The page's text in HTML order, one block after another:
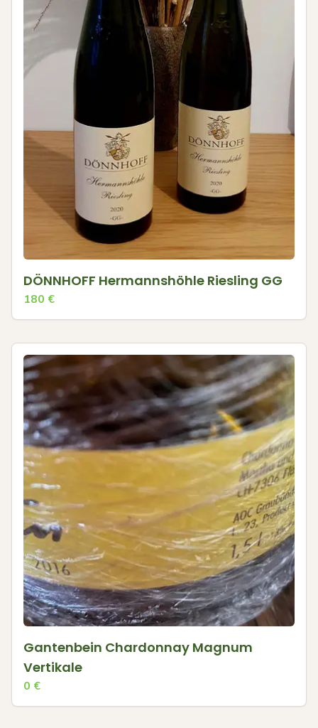
DÖNNHOFF Hermannshöhle Riesling GG
180 €
Gantenbein Chardonnay Magnum
Vertikale
0 €